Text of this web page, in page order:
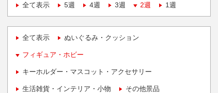
全て表示
5週 4週 3週 2週 1週
全て表示 ぬいぐるみ・クッション
フィギュア・ホビー
キーホルダー・マスコット・アクセサリー
生活雑貨・インテリア・小物 その他景品